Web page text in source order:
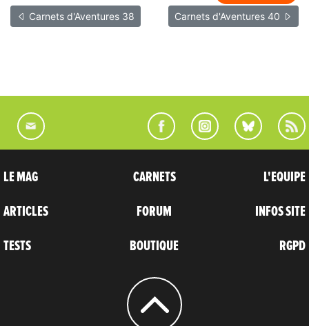
Carnets d'Aventures 38 Carnets d'Aventures 40
LE MAG
ARTICLES
TESTS
CARNETS
FORUM
BOUTIQUE
L'EQUIPE
INFOS SITE
RGPD